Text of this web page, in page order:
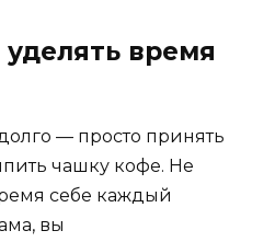
время
— просто принять
чашку кофе. Не
себе каждый
вы